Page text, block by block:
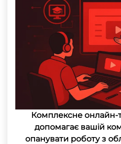
Комплексне онлайн-
допомагає вашій
опанувати роботу з